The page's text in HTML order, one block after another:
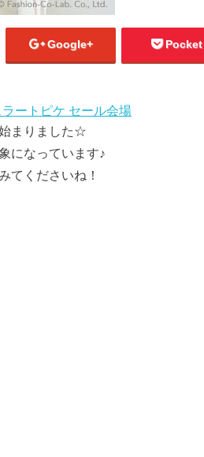
Google+ Pocket
ラートピケ セール会場
まりました☆
になっています♪
てくださいね！